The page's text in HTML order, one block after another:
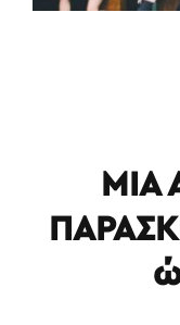
ΜΙΑ